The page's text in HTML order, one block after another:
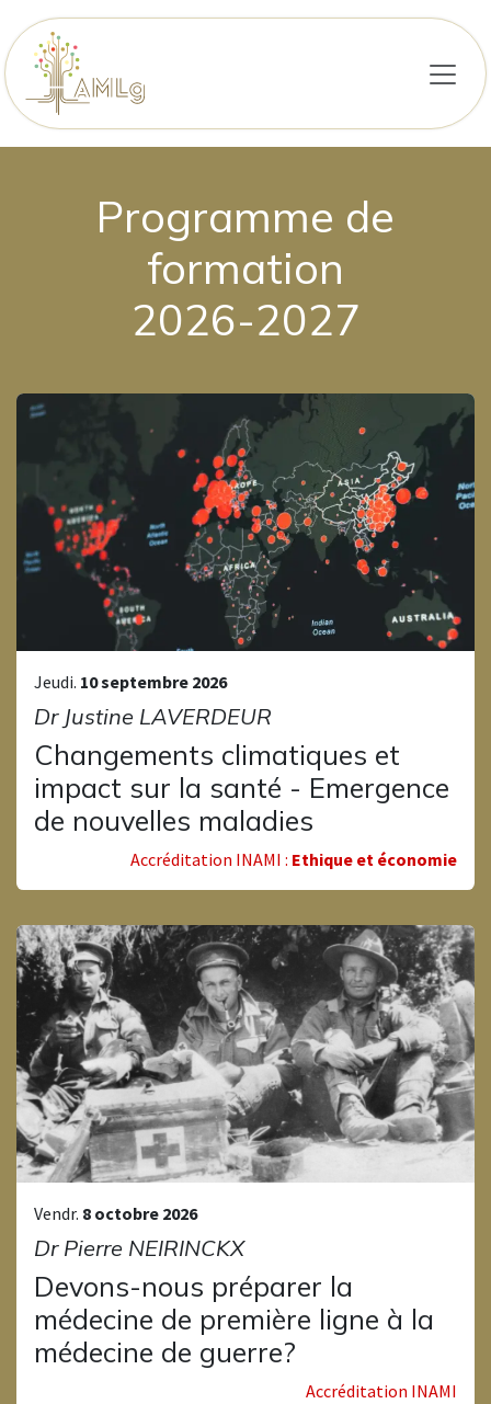
Se rendre au contenu
Programme de
formation
2026-2027
Jeudi. 10 septembre 2026
Dr Justine LAVERDEUR
Changements climatiques et
impact sur la santé - Emergence
de nouvelles maladies
Accréditation INAMI : Ethique et économie
Vendr. 8 octobre 2026
Dr Pierre NEIRINCKX
Devons-nous préparer la
médecine de première ligne à la
médecine de guerre?
Accréditation INAMI